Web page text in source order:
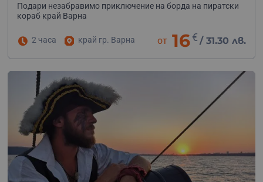
Подари незабравимо приключение на борда на пиратски
кораб край Варна
2 часа край гр. Варна от 16€ /31.30 лв.